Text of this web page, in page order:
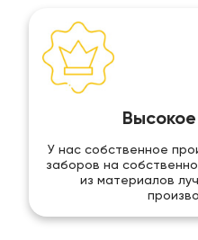
У нас собственное
заборов на
из материалов